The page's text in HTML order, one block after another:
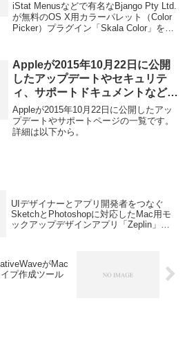
iStat Menusなどで有名なBjango Pty Ltd.
が無料のOS X用カラーパレット（Color
Picker）プラグイン「Skala Color」をリ
Appleが2015年10月22日に公開
したアップデートやセキュリテ
ィ、サポートドキュメントなどの
一覧まとめ。
Appleが2015年10月22日に公開したアッ
プデートやサポートページの一覧です。
詳細は以下から。
UIデザイナーとアプリ開発者をつなぐ
SketchとPhotoshopに対応したMac用モ
ックアップデザインアプリ「Zeplin」が
がMac
プ作成ツール